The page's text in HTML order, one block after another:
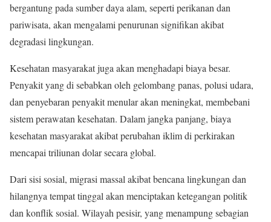
bergantung pada sumber daya alam, seperti perikanan dan
pariwisata, akan mengalami penurunan signifikan akibat
degradasi lingkungan.
Kesehatan masyarakat juga akan menghadapi biaya besar.
Penyakit yang di sebabkan oleh gelombang panas, polusi udara,
dan penyebaran penyakit menular akan meningkat, membebani
sistem perawatan kesehatan. Dalam jangka panjang, biaya
kesehatan masyarakat akibat perubahan iklim di perkirakan
mencapai triliunan dolar secara global.
Dari sisi sosial, migrasi massal akibat bencana lingkungan dan
hilangnya tempat tinggal akan menciptakan ketegangan politik
dan konflik sosial. Wilayah pesisir, yang menampung sebagian